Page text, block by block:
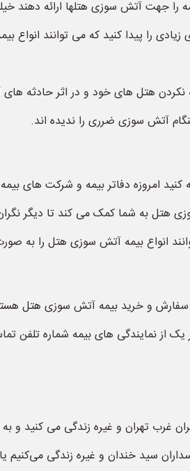
را جهت آتش سوزی هتلها ارائه دهند
را پیدا کنید که می توانند
نکردن هتل های خود و در اثر
آتش سوزی ضرری را ندیده اند.
امروزه دفاتر بیمه و شرکت های بیمه
به شما کمک می کند تا دیگر
انواع بیمه آتش سوزی هتل را به
سفارش و خرید بیمه آتش سوزی هتل
یک از نمایندگی های بیمه شماره
غرب تهران و غیره زندگی می کنید
سید خندان و غیره زندگی